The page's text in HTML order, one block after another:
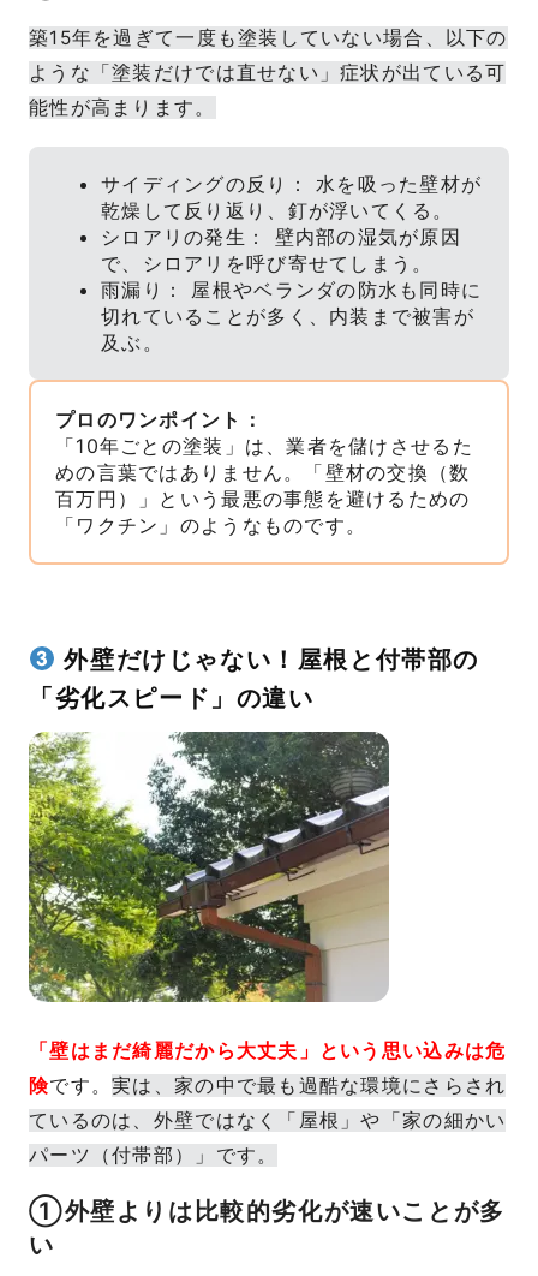
築15年を過ぎて一度も塗装していない場合、以下の
ような「塗装だけでは直せない」症状が出ている可
能性が高まります。
サイディングの反り： 水を吸った壁材が
乾燥して反り返り、釘が浮いてくる。
シロアリの発生： 壁内部の湿気が原因
で、シロアリを呼び寄せてしまう。
雨漏り： 屋根やベランダの防水も同時に
切れていることが多く、内装まで被害が
及ぶ。
プロのワンポイント：
「10年ごとの塗装」は、業者を儲けさせるた
めの言葉ではありません。「壁材の交換（数
百万円）」という最悪の事態を避けるための
「ワクチン」のようなものです。
外壁だけじゃない！屋根と付帯部の
「劣化スピード」の違い
「壁はまだ綺麗だから大丈夫」という思い込みは危
険です。実は、家の中で最も過酷な環境にさらされ
ているのは、外壁ではなく「屋根」や「家の細かい
パーツ（付帯部）」です。
①外壁よりは比較的劣化が速いことが多
い